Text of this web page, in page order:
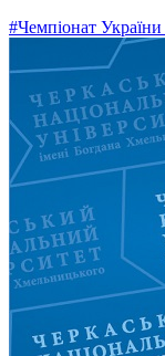
#Чемпіонат України